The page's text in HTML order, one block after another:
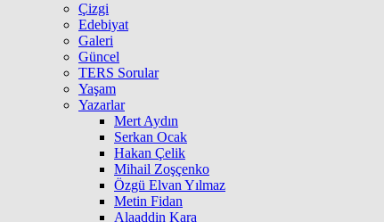
Çizgi
Edebiyat
Galeri
Güncel
TERS Sorular
Yaşam
Yazarlar
Mert Aydın
Serkan Ocak
Hakan Çelik
Mihail Zoşçenko
Özgü Elvan Yılmaz
Metin Fidan
Alaaddin Kara